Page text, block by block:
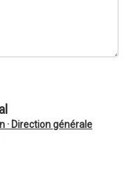
· Direction générale